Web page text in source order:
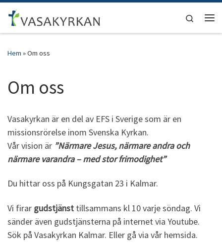
Hoppa till innehåll
Search
Hem »Om oss
Om oss
Vasakyrkan är en del av EFS i Sverige som är en
missionsrörelse inom Svenska Kyrkan.
Vår vision är ”Närmare Jesus, närmare andra och
närmare varandra – med stor frimodighet”
Du hittar oss på Kungsgatan 23 i Kalmar.
Vi firar gudstjänst tillsammans kl 10 varje söndag. Vi
sänder även gudstjänsterna på internet via Youtube.
Sök på Vasakyrkan Kalmar. Eller gå via vår hemsida.